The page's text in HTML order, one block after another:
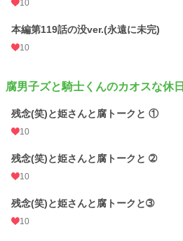
10
本編第119話の没ver.(永遠に未完)
10
腐男子ズと騎士くんのカオスな休日
残念(笑)と姫さんと腐トークと ①
10
残念(笑)と姫さんと腐トークと ➁
10
残念(笑)と姫さんと腐トークと➂
10